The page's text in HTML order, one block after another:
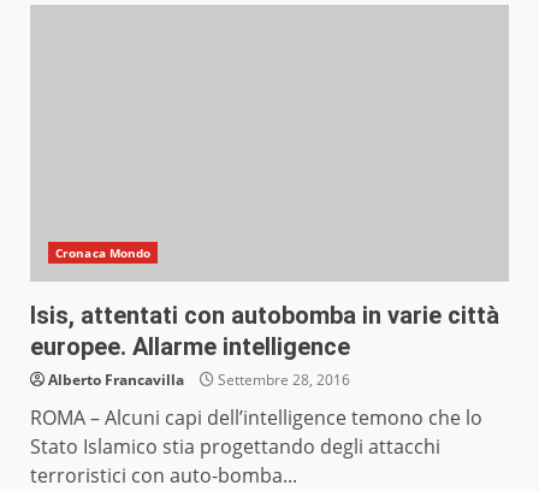
Cronaca Mondo
Isis, attentati con autobomba in varie città
europee. Allarme intelligence
Alberto Francavilla Settembre 28, 2016
ROMA – Alcuni capi dell’intelligence temono che lo
Stato Islamico stia progettando degli attacchi
terroristici con auto-bomba...